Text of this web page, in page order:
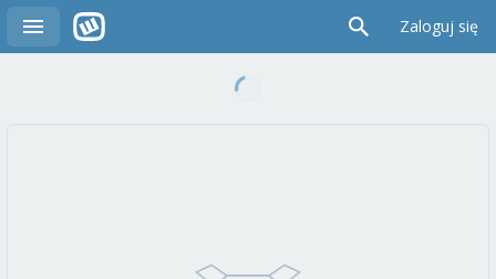
Zaloguj się